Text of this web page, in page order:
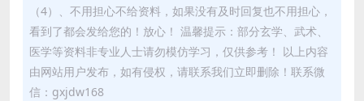
（4）、不用担心不给资料，如果没有及时回复也不用担心，
看到了都会发给您的！放心！ 温馨提示：部分玄学、武术、
医学等资料非专业人士请勿模仿学习，仅供参考！ 以上内容
由网站用户发布，如有侵权，请联系我们立即删除！联系微
信：gxjdw168